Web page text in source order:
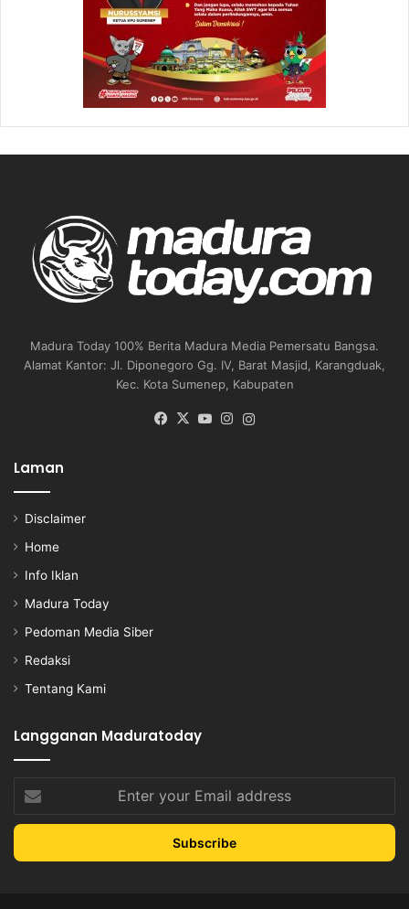
Madura Today 100% Berita Madura Media Pemersatu Bangsa.
Alamat Kantor: Jl. Diponegoro Gg. IV, Barat Masjid, Karangduak,
Kec. Kota Sumenep, Kabupaten
Facebook
X YouTubeInstagram
Laman
Disclaimer
Home
Info Iklan
Madura Today
Pedoman Media Siber
Redaksi
Tentang Kami
Langganan Maduratoday
Enter
your
Email